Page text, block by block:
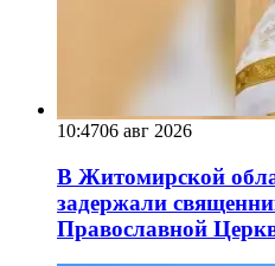
10:4706 авг 2026
В Житомирской
задержали
Православной